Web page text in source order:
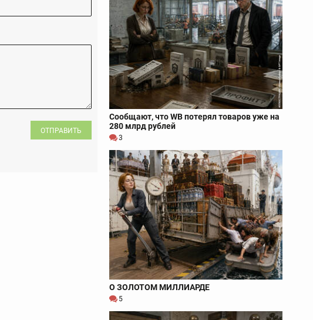
ОТПРАВИТЬ
Сообщают, что WB потерял товаров уже на
280 млрд рублей
3
О ЗОЛОТОМ МИЛЛИАРДЕ
5